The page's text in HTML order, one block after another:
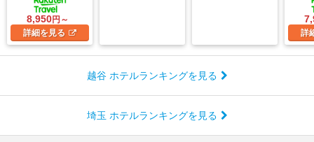
8,950円～
詳細を見る 詳
越谷 ホテルランキングを見る
埼玉 ホテルランキングを見る